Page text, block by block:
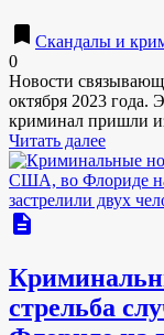
bookmark Скандалы и
0
Новости
октября 2023 года.
криминал пришли
Читать далее
description
стрельба